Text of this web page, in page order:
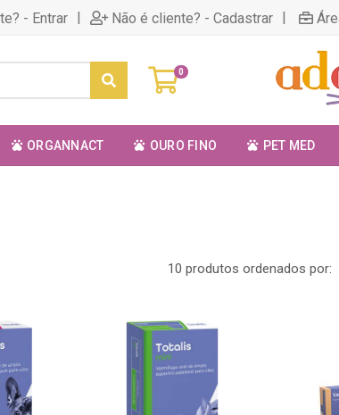
- Entrar | Não é cliente? - Cadastrar |
0
ORGANNACT OURO FINO PET MED
10 produtos ordenados por: